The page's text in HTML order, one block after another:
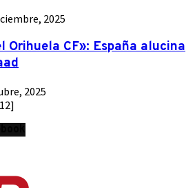
2025
Orihuela CF»: España alucina
2025